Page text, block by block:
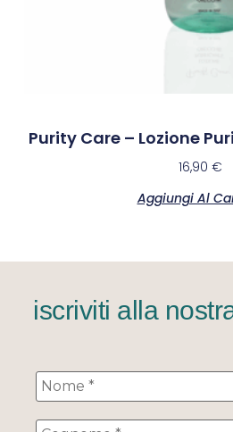
Purity Care – Lozione
16,90 €
Aggiungi Al
iscriviti alla